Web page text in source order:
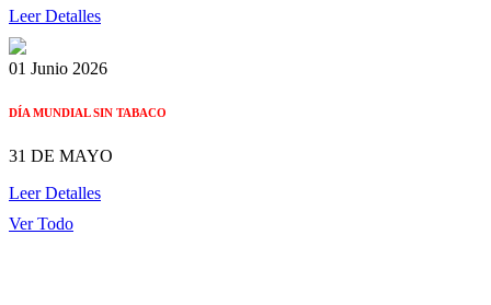
Leer Detalles
01 Junio 2026
DÍA MUNDIAL SIN TABACO
31 DE MAYO
Leer Detalles
Ver Todo